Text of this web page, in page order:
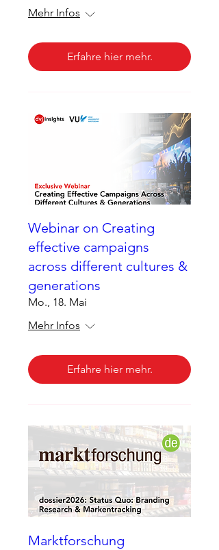
Mehr Infos
Erfahre hier mehr.
Webinar on Creating
effective campaigns
across different cultures &
generations
Mo., 18. Mai
Mehr Infos
Erfahre hier mehr.
Marktforschung